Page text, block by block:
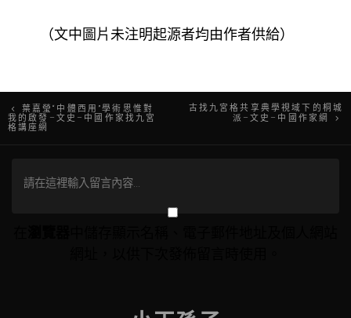
（文中圖片未注明起源者均由作者供給）
文
章
導
葉嘉瑩“中體西用”學術思惟對
我的啟發–文史–中國作家找九宮
格講座網
古找九宮格共享典學視域下的桐城
派–文史–中國作家網